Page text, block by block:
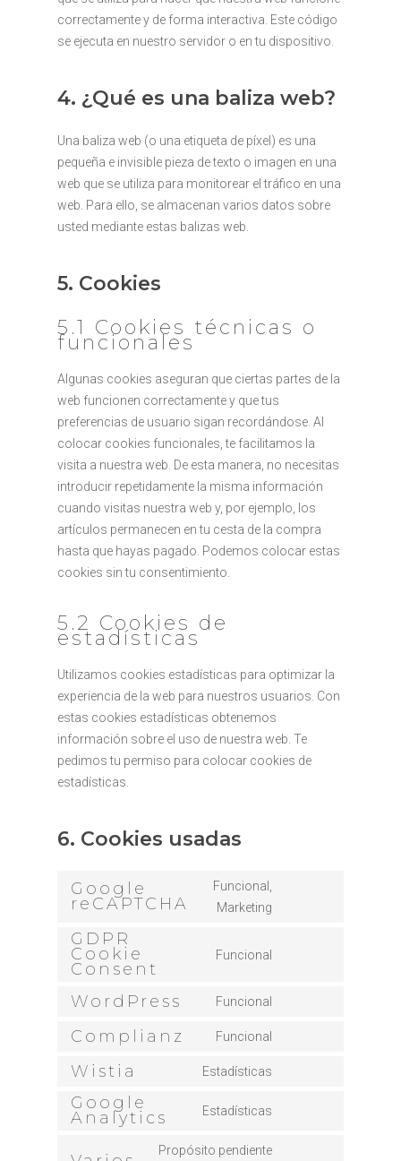
correctamente y de forma interactiva. Este código
se ejecuta en nuestro servidor o en tu dispositivo.
4. ¿Qué es una baliza web?
Una baliza web (o una etiqueta de píxel) es una
pequeña e invisible pieza de texto o imagen en una
web que se utiliza para monitorear el tráfico en una
web. Para ello, se almacenan varios datos sobre
usted mediante estas balizas web.
5. Cookies
5.1 Cookies técnicas o
funcionales
Algunas cookies aseguran que ciertas partes de la
web funcionen correctamente y que tus
preferencias de usuario sigan recordándose. Al
colocar cookies funcionales, te facilitamos la
visita a nuestra web. De esta manera, no necesitas
introducir repetidamente la misma información
cuando visitas nuestra web y, por ejemplo, los
artículos permanecen en tu cesta de la compra
hasta que hayas pagado. Podemos colocar estas
cookies sin tu consentimiento.
5.2 Cookies de
estadísticas
Utilizamos cookies estadísticas para optimizar la
experiencia de la web para nuestros usuarios. Con
estas cookies estadísticas obtenemos
información sobre el uso de nuestra web. Te
pedimos tu permiso para colocar cookies de
estadísticas.
6. Cookies usadas
Google
reCAPTCHA
Funcional,
Marketing
GDPR
Cookie
Consent
Funcional
WordPress Funcional
Complianz Funcional
Wistia Estadísticas
Google
Analytics Estadísticas
Propósito pendiente